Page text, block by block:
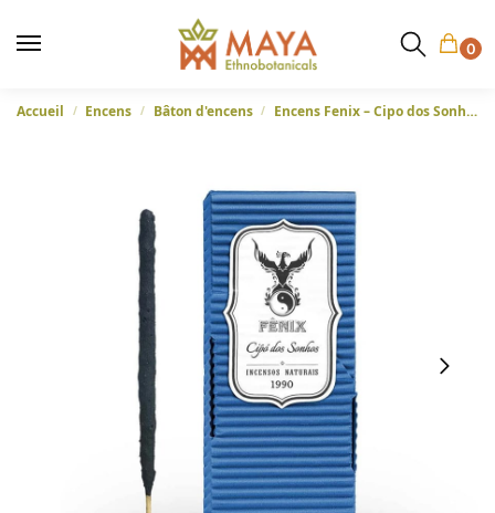
0
Accueil / Encens / Bâton d'encens / Encens Fenix – Cipo dos Sonhos – Vigne des rêves ou Caapi, encens 100% naturel fabriqué à la main au Brésil